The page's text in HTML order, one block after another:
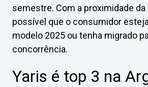
semestre. Com a proximidade da
possível que o consumidor
modelo 2025 ou tenha migrado
concorrência.
Yaris é top 3 na